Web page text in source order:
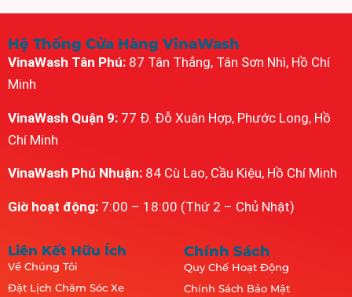
Hệ Thống Cửa Hàng VinaWash
VinaWash Tân Phú: 87 Tân Thắng, Tân Sơn Nhì, Hồ Chí
Minh
VinaWash Quận 9: 77 Đ. Đỗ Xuân Hợp, Phước Long, Hồ
Chí Minh
VinaWash Phú Nhuận: 84 Cù Lao, Cầu Kiệu, Hồ Chí Minh
Giờ hoạt động: 7:00 – 18:00 (Thứ 2 – Chủ Nhật)
Liên Kết Hữu Ích
Về Chúng Tôi
Đặt Lịch Chăm Sóc Xe
Chính Sách
Quy Chế Hoạt Động
Chính Sách Bảo Mật